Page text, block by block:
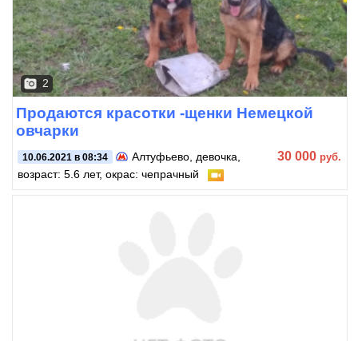
2
Продаются красотки -щенки Немецкой
овчарки
10.06.2021 в 08:34 Алтуфьево , девочка,
возраст: 5.6 лет, окрас: чепрачный
30 000 руб.